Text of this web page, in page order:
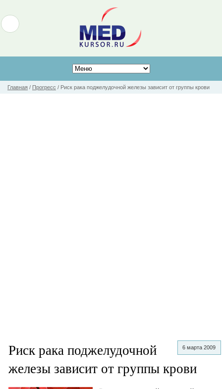
Главная / Прогресс / Риск рака поджелудочной железы зависит от группы крови
6 марта 2009
Риск рака поджелудочной
железы зависит от группы крови